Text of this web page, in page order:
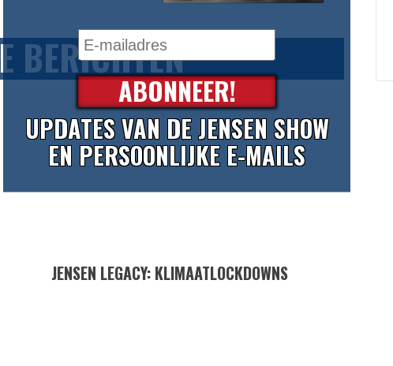
BERICHTEN
JENSEN LEGACY: KLIMAATLOCKDOWNS
ABONNEER!
UPDATES VAN DE JENSEN SHOW
EN PERSOONLIJKE E-MAILS